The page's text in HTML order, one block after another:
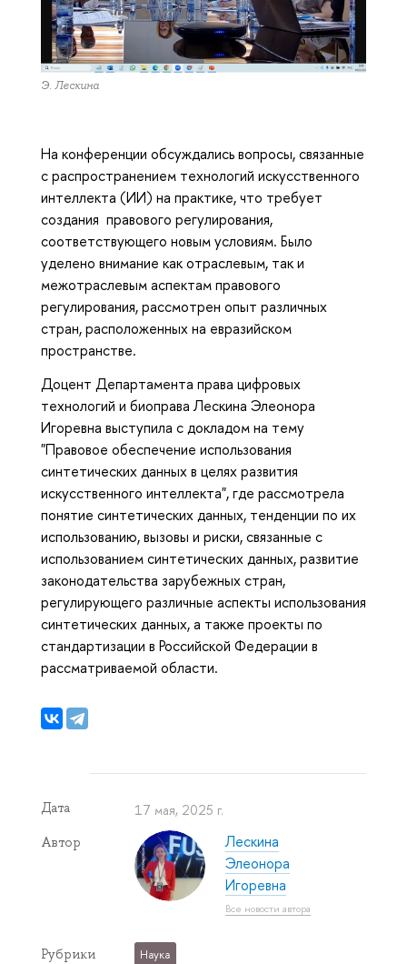
Э. Лескина
На конференции обсуждались вопросы, связанные
с распространением технологий искусственного
интеллекта (ИИ) на практике, что требует
создания правового регулирования,
соответствующего новым условиям. Было
уделено внимание как отраслевым, так и
межотраслевым аспектам правового
регулирования, рассмотрен опыт различных
стран, расположенных на евразийском
пространстве.
Доцент Департамента права цифровых
технологий и биоправа Лескина Элеонора
Игоревна выступила с докладом на тему
"Правовое обеспечение использования
синтетических данных в целях развития
искусственного интеллекта", где рассмотрела
понятие синтетических данных, тенденции по их
использованию, вызовы и риски, связанные с
использованием синтетических данных, развитие
законодательства зарубежных стран,
регулирующего различные аспекты использования
синтетических данных, а также проекты по
стандартизации в Российской Федерации в
рассматриваемой области.
Дата 17 мая, 2025 г.
Автор
Лескина
Элеонора
Игоревна
Все новости автора
Рубрики Наука